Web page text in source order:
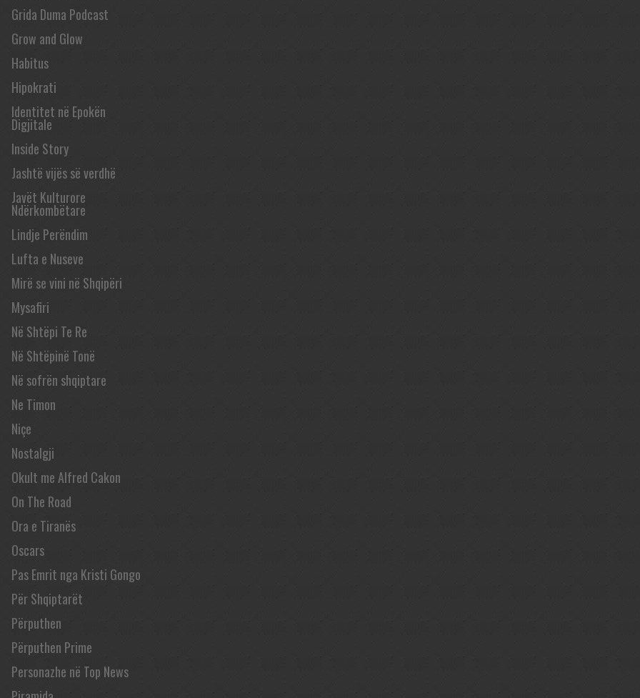
Grida Duma Podcast
Grow and Glow
Habitus
Hipokrati
Identitet në Epokën
Digjitale
Inside Story
Jashtë vijës së verdhë
Javët Kulturore
Ndërkombëtare
Lindje Perëndim
Lufta e Nuseve
Mirë se vini në Shqipëri
Mysafiri
Në Shtëpi Te Re
Në Shtëpinë Tonë
Në sofrën shqiptare
Ne Timon
Niçe
Nostalgji
Okult me Alfred Cakon
On The Road
Ora e Tiranës
Oscars
Pas Emrit nga Kristi Gongo
Për Shqiptarët
Përputhen
Përputhen Prime
Personazhe në Top News